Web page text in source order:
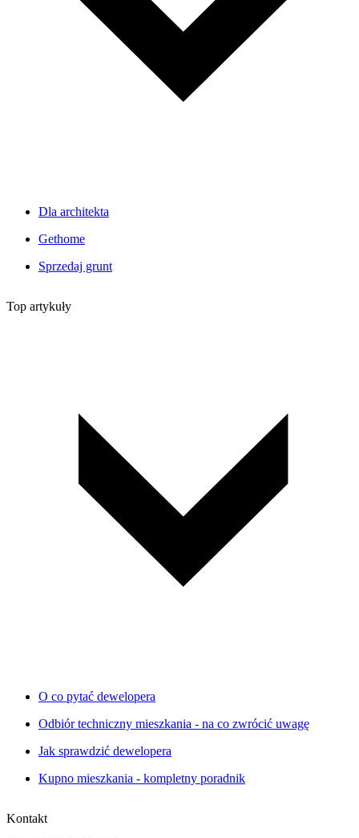
Dla architekta
Gethome
Sprzedaj grunt
Top artykuły
O co pytać dewelopera
Odbiór techniczny mieszkania - na co zwrócić uwagę
Jak sprawdzić dewelopera
Kupno mieszkania - kompletny poradnik
Kontakt